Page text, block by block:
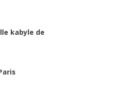
kabyle de